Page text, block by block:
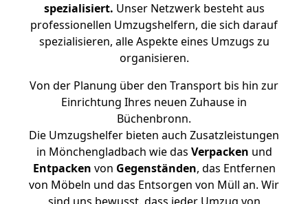
spezialisiert. Unser Netzwerk besteht aus
professionellen Umzugshelfern, die sich darauf
spezialisieren, alle Aspekte eines Umzugs zu
organisieren.
Von der Planung über den Transport bis hin zur
Einrichtung Ihres neuen Zuhause in
Büchenbronn.
Die Umzugshelfer bieten auch Zusatzleistungen
in Mönchengladbach wie das Verpacken und
Entpacken von Gegenständen, das Entfernen
von Möbeln und das Entsorgen von Müll an. Wir